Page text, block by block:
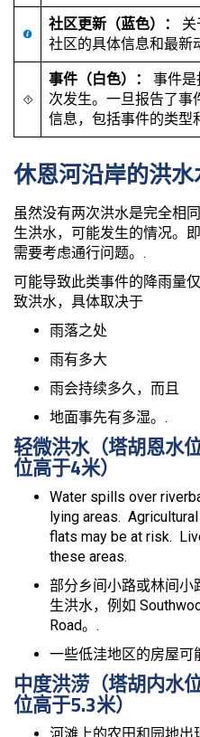
社区更新（蓝色）：
社区的具体信息和最新
事件（白色）：
事件是
次发生。一旦报告了事
信息，包括事件的类型
休恩河沿岸的洪
虽然没有两次洪水是完全相
生洪水，可能发生的情况。
需要考虑通行问题。.
可能导致此类事件的降雨量
致洪水，具体取决于
雨落之处
雨有多大
雨会持续多久，而且
地面事先有多湿。.
轻微洪水（塔胡恩水
位高于4米）
Water spills over
lying areas.
flats may be at risk.
these areas.
部分乡间小路或林间小
生洪水，例如
Road。.
一些低洼地区的房屋可
中度洪涝（塔胡内水
位高于5.3米）
河滩上的农田和园地出